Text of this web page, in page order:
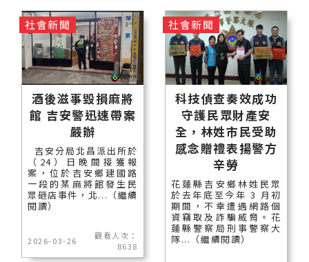
酒後滋事毀損麻將
館 吉安警迅速帶案
嚴辦
吉安分局北昌派出所於
（24）日晚間接獲報
案，位於吉安鄉建國路
一段的某麻將館發生民
眾砸店事件，北...（繼續
閱讀）
2026-03-26
觀看人次：
8638
社會新聞
科技偵查奏效成功
守護民眾財產安
全，林姓市民受助
感念贈禮表揚警方
辛勞
花蓮縣吉安鄉林姓民眾
於去年底至今年 3 月初
期間，不幸遭遇網路個
資竊取及詐騙威脅。花
蓮縣警察局刑事警察大
隊...（繼續閱讀）
社會新聞